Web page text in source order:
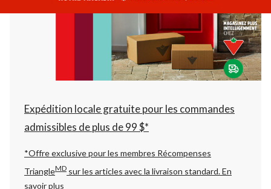
Fermeture
à
22:00
cliquer
pour
changer
Expédition locale gratuite pour les commandes
admissibles de plus de 99 $*
*Offre exclusive pour les membres Récompenses
TriangleMD sur les articles avec la livraison standard.En
savoir plus